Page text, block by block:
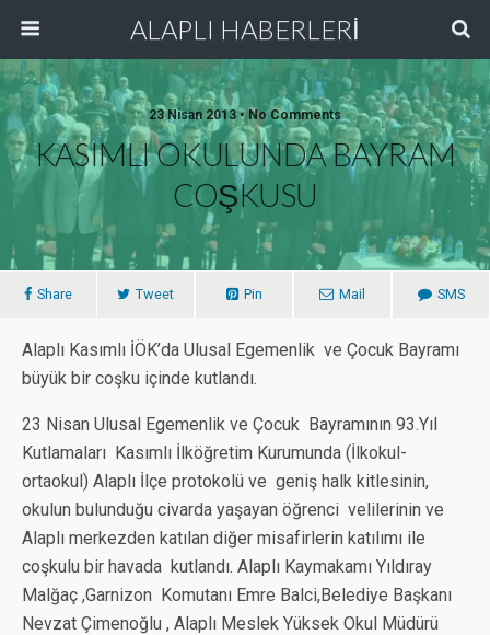
ALAPLI HABERLERİ
23 Nisan 2013 • No Comments
KASIMLI OKULUNDA BAYRAM
COŞKUSU
Share Tweet Pin Mail SMS
Alaplı Kasımlı İÖK’da Ulusal Egemenlik ve Çocuk Bayramı
büyük bir coşku içinde kutlandı.
23 Nisan Ulusal Egemenlik ve Çocuk Bayramının 93.Yıl
Kutlamaları Kasımlı İlköğretim Kurumunda (İlkokul-
ortaokul) Alaplı İlçe protokolü ve geniş halk kitlesinin,
okulun bulunduğu civarda yaşayan öğrenci velilerinin ve
Alaplı merkezden katılan diğer misafirlerin katılımı ile
coşkulu bir havada kutlandı. Alaplı Kaymakamı Yıldıray
Malğaç ,Garnizon Komutanı Emre Balci,Belediye Başkanı
Nevzat Çimenoğlu , Alaplı Meslek Yüksek Okul Müdürü